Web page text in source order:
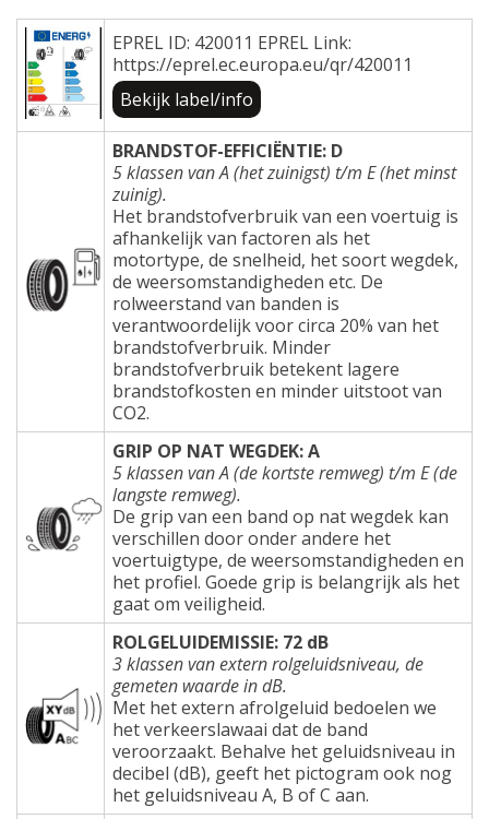
EPREL ID: 420011 EPREL Link:
https://eprel.ec.europa.eu/qr/420011
Bekijk label/info
BRANDSTOF-EFFICIËNTIE: D
5 klassen van A (het zuinigst) t/m E (het minst
zuinig).
Het brandstofverbruik van een voertuig is
afhankelijk van factoren als het
motortype, de snelheid, het soort wegdek,
de weersomstandigheden etc. De
rolweerstand van banden is
verantwoordelijk voor circa 20% van het
brandstofverbruik. Minder
brandstofverbruik betekent lagere
brandstofkosten en minder uitstoot van
CO2.
GRIP OP NAT WEGDEK: A
5 klassen van A (de kortste remweg) t/m E (de
langste remweg).
De grip van een band op nat wegdek kan
verschillen door onder andere het
voertuigtype, de weersomstandigheden en
het profiel. Goede grip is belangrijk als het
gaat om veiligheid.
ROLGELUIDEMISSIE: 72 dB
3 klassen van extern rolgeluidsniveau, de
gemeten waarde in dB.
Met het extern afrolgeluid bedoelen we
het verkeerslawaai dat de band
veroorzaakt. Behalve het geluidsniveau in
decibel (dB), geeft het pictogram ook nog
het geluidsniveau A, B of C aan.